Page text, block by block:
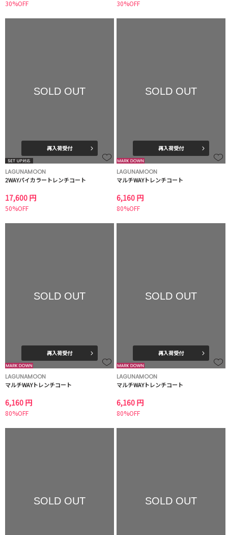
30%OFF 30%OFF
SOLD OUT
再入荷受付
LAGUNAMOON
2WAYバイカラートレンチコート
17,600 円
50%OFF
SOLD OUT
再入荷受付
LAGUNAMOON
マルチWAYトレンチコート
6,160 円
80%OFF
SOLD OUT
再入荷受付
LAGUNAMOON
マルチWAYトレンチコート
6,160 円
80%OFF
SOLD OUT
再入荷受付
LAGUNAMOON
マルチWAYトレンチコート
6,160 円
80%OFF
SOLD OUT SOLD OUT